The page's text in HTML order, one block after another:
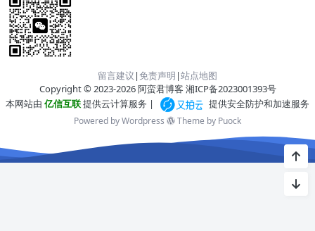
留言建议 |免责声明 |站点地图
Copyright © 2023-2026 阿蛮君博客 湘ICP备2023001393号
本网站由 亿信互联提供云计算服务 | 提供安全防护和加速服务
Powered by Wordpress Theme by Puock